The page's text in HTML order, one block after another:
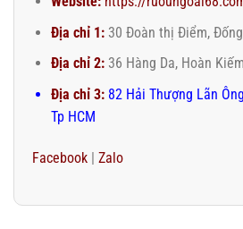
Địa chỉ 1:30 Đoàn thị Điểm,
Địa chỉ 2:36 Hàng Da, Hoàn
Địa chỉ 3:82 Hải Thượng Lãn
Tp HCM
Facebook | Zalo